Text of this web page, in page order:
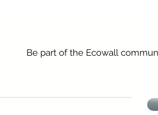
Be part of the Ecowall